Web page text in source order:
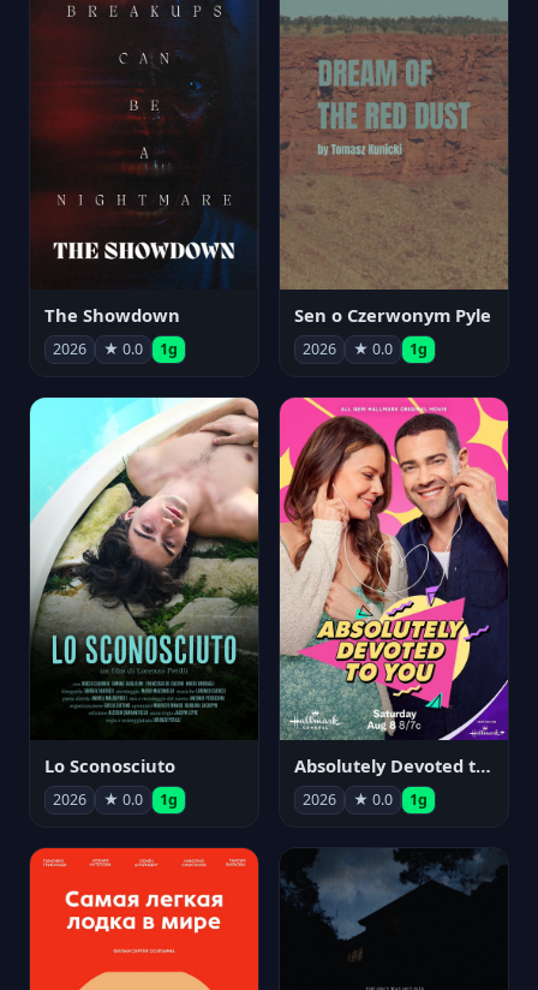
The Showdown
2026 ★ 0.0 1g
Sen o Czerwonym Pyle
2026 ★ 0.0 1g
Lo Sconosciuto
2026 ★ 0.0 1g
Absolutely Devoted to You
2026 ★ 0.0 1g